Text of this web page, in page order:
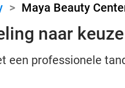
> Maya Beauty
naar keuze
een professionele